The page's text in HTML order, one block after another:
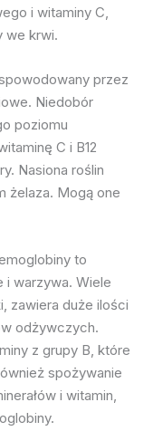
i witaminy C,
we krwi.
przez
Niedobór
poziomu
C i B12
Nasiona roślin
żelaza. Mogą one
to
warzywa. Wiele
zawiera duże ilości
odżywczych.
z grupy B, które
spożywanie
i witamin,